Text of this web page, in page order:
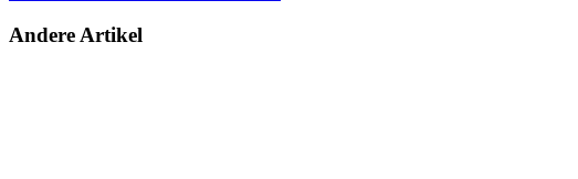
Andere Artikel